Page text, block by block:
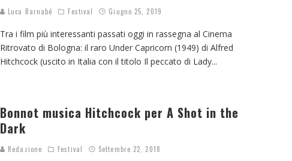
Luca Barnabé Festival Giugno 25, 2019
Tra i film più interessanti passati oggi in rassegna al Cinema
Ritrovato di Bologna: il raro Under Capricorn (1949) di Alfred
Hitchcock (uscito in Italia con il titolo Il peccato di Lady...
Bonnot musica Hitchcock per A Shot in the
Dark
Redazione Festival Settembre 22, 2018